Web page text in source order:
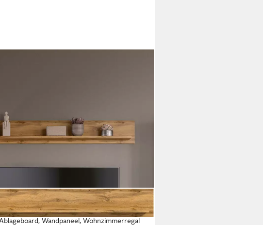
Breite 140 cm, 1 Ablageboden, Regal,
Wandpaneel, Wohnzimmerregal